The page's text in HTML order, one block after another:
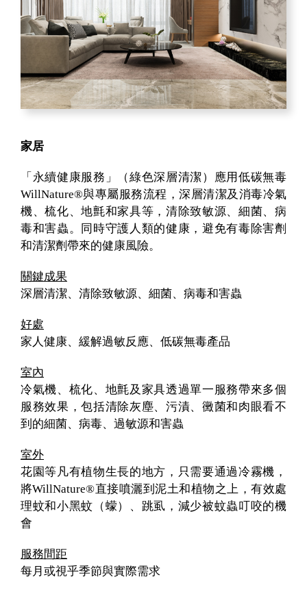
家居
「永續健康服務」（綠色深層清潔）應用低碳無毒
WillNature®與專屬服務流程，深層清潔及消毒冷氣
機、梳化、地氈和家具等，清除致敏源、細菌、病
毒和害蟲。同時守護人類的健康，避免有毒除害劑
和清潔劑帶來的健康風險。
關鍵成果
深層清潔、清除致敏源、細菌、病毒和害蟲
好處
家人健康、緩解過敏反應、低碳無毒產品
室內
冷氣機、梳化、地氈及家具透過單一服務帶來多個
服務效果，包括清除灰塵、污漬、黴菌和肉眼看不
到的細菌、病毒、過敏源和害蟲
室外
花園等凡有植物生長的地方，只需要通過冷霧機，
將WillNature®直接噴灑到泥土和植物之上，有效處
理蚊和小黑蚊（蠓）、跳虱，減少被蚊蟲叮咬的機
會
服務間距
每月或視乎季節與實際需求